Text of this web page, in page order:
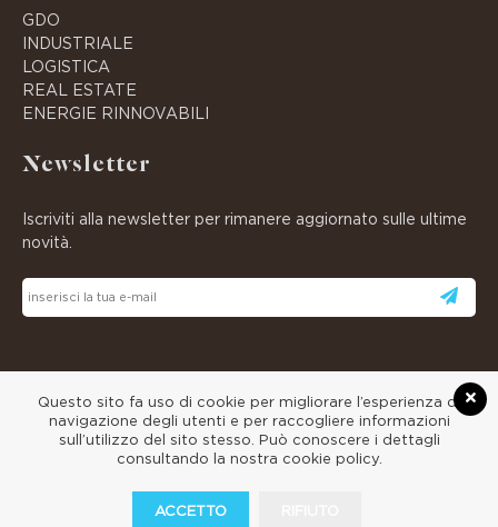
GDO
INDUSTRIALE
LOGISTICA
REAL ESTATE
ENERGIE RINNOVABILI
Newsletter
Iscriviti alla newsletter per rimanere aggiornato sulle ultime
novità.
Questo sito fa uso di cookie per migliorare l’esperienza di
navigazione degli utenti e per raccogliere informazioni
sull’utilizzo del sito stesso. Può conoscere i dettagli
consultando la nostra cookie policy.
ACCETTO